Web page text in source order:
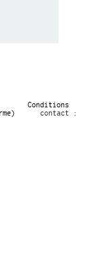
Conditions
contact :